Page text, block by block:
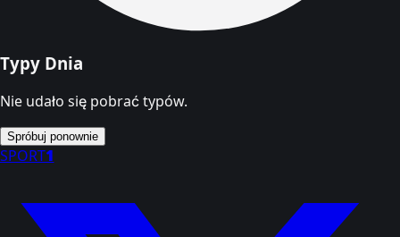
Typy Dnia
Nie udało się pobrać typów.
Spróbuj ponownie
SPORT1